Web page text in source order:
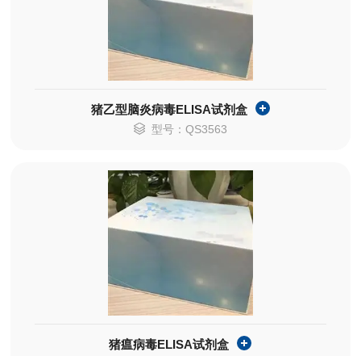
猪乙型脑炎病毒ELISA试剂盒
型号：QS3563
猪瘟病毒ELISA试剂盒